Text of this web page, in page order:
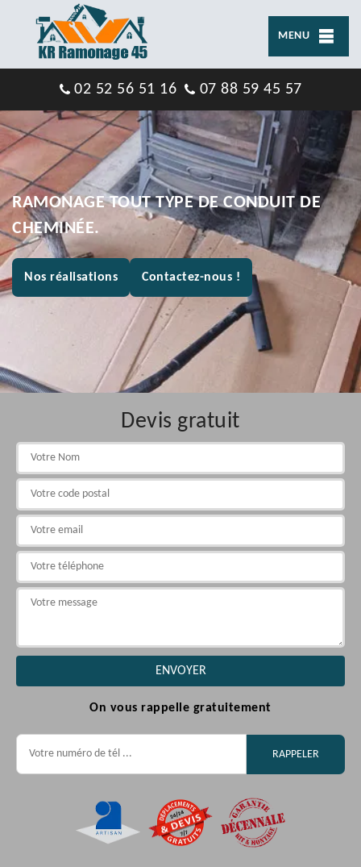
MENU
02 52 56 51 16 07 88 59 45 57
RAMONAGE TOUT TYPE DE CONDUIT DE
CHEMINÉE.
Nos réalisations Contactez-nous !
Devis gratuit
On vous rappelle gratuitement